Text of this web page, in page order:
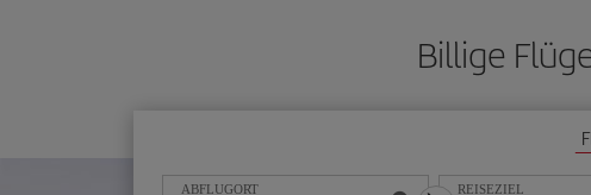
Billige
ABFLUGORT REISEZIEL